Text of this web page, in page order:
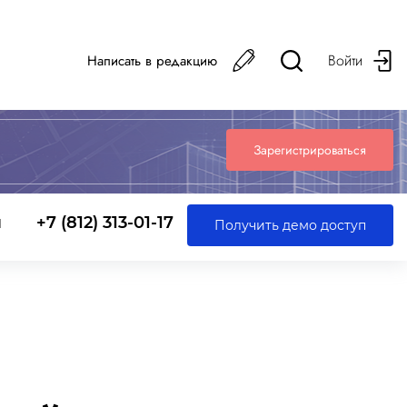
Написать в редакцию Войти
Зарегистрироваться
+7 (812) 313-01-17 Получить демо доступ